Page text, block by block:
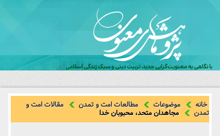
خانه موضوعات مطالعات امت و تمدن مقالات امت و
تمدن مجاهدان متحد، محبوبان خدا